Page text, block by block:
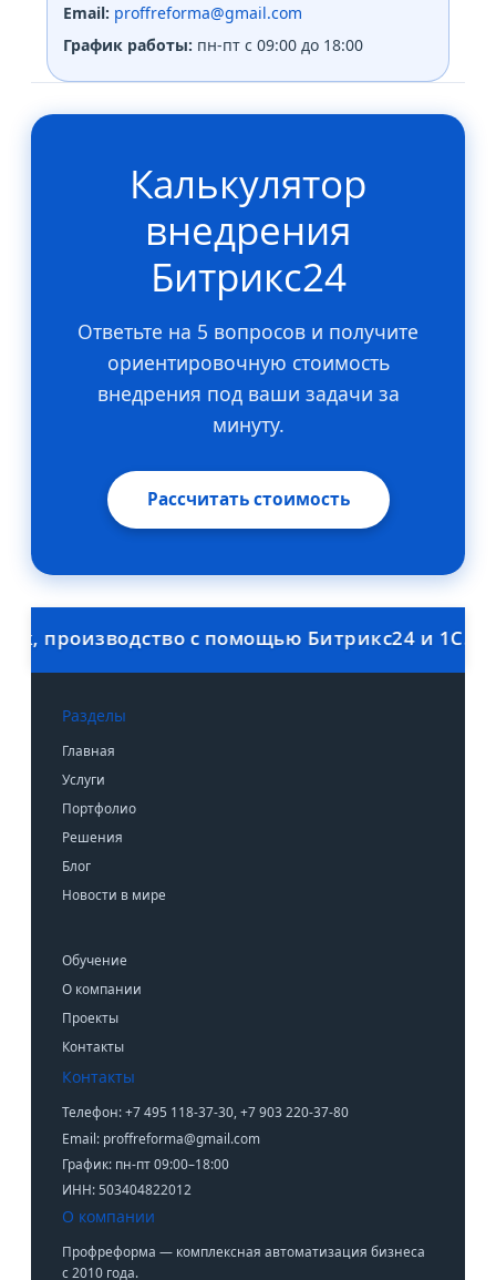
Email: proffreforma@gmail.com
График работы: пн-пт с 09:00 до 18:00
Калькулятор
внедрения
Битрикс24
Ответьте на 5 вопросов и получите
ориентировочную стоимость
внедрения под ваши задачи за
минуту.
Рассчитать стоимость
с помощью Битрикс24 и 1С.
Разделы
Главная
Услуги
Портфолио
Решения
Блог
Новости в мире
Обучение
О компании
Проекты
Контакты
Контакты
Телефон: +7 495 118-37-30, +7 903 220-37-80
Email: proffreforma@gmail.com
График: пн-пт 09:00–18:00
ИНН: 503404822012
О компании
Профреформа — комплексная автоматизация бизнеса
с 2010 года.